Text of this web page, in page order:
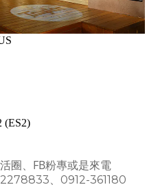
(ES2)
圈、FB粉專或是來電
、0912-361180